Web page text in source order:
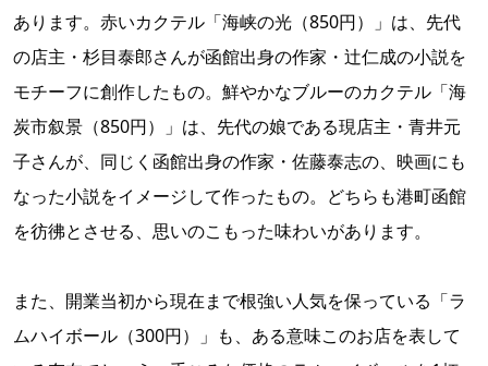
あります。赤いカクテル「海峡の光（850円）」は、先代
の店主・杉目泰郎さんが函館出身の作家・辻仁成の小説を
モチーフに創作したもの。鮮やかなブルーのカクテル「海
炭市叙景（850円）」は、先代の娘である現店主・青井元
子さんが、同じく函館出身の作家・佐藤泰志の、映画にも
なった小説をイメージして作ったもの。どちらも港町函館
を彷彿とさせる、思いのこもった味わいがあります。
また、開業当初から現在まで根強い人気を保っている「ラ
ムハイボール（300円）」も、ある意味このお店を表して